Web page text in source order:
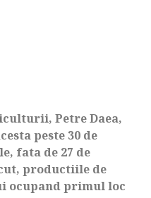
Petre Daea,
peste 30 de
fata de 27 de
productiile de
ocupand primul loc